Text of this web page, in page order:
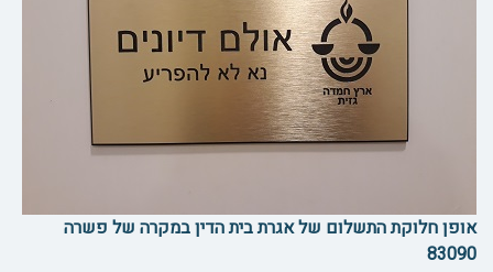
אופן חלוקת התשלום של אגרת בית הדין במקרה של פשרה
83090